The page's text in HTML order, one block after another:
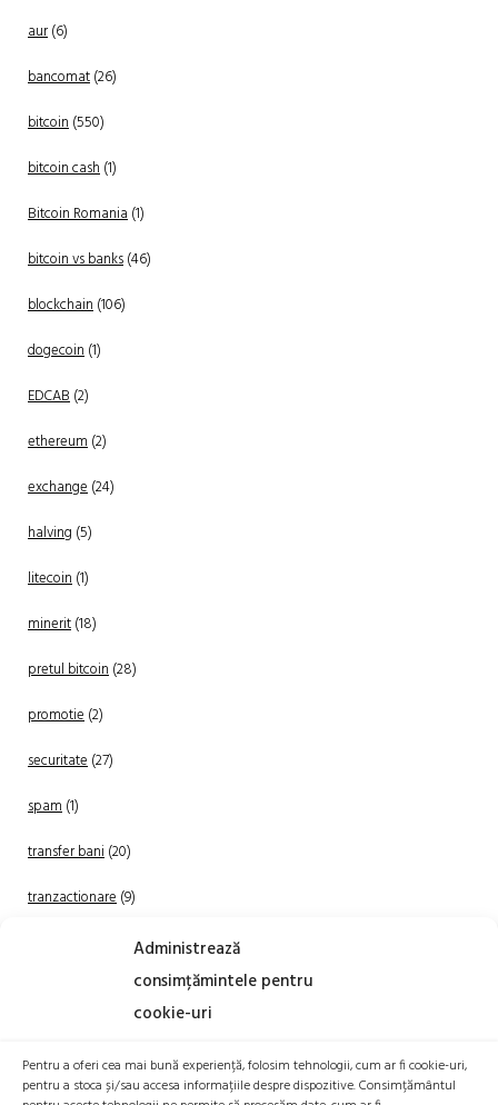
Administrează
consimțămintele pentru
cookie-uri
Pentru a oferi cea mai bună experiență, folosim tehnologii, cum ar fi cookie-uri,
pentru a stoca și/sau accesa informațiile despre dispozitive. Consimțământul
aur(6)
bancomat(26)
bitcoin(550)
bitcoin cash(1)
Bitcoin Romania(1)
bitcoin vs banks(46)
blockchain(106)
dogecoin(1)
EDCAB(2)
ethereum(2)
exchange(24)
halving (5)
litecoin(1)
minerit(18)
pretul bitcoin(28)
promotie(2)
securitate(27)
spam(1)
transfer bani(20)
tranzactionare(9)
(20)